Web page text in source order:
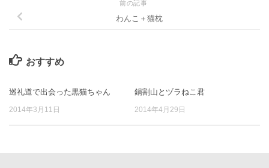
前の記事
わんこ＋猫枕
おすすめ
巡礼道で出会った黒猫ちゃん
2014年3月11日
鍋割山とヅラねこ君
2014年4月29日